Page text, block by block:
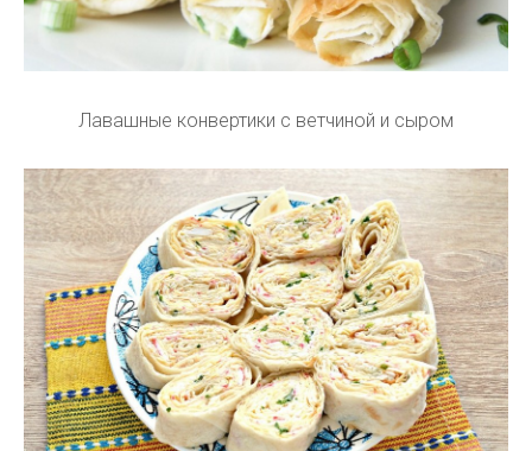
Лавашные конвертики с ветчиной и сыром